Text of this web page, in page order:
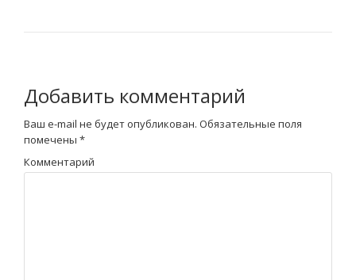
Добавить комментарий
Ваш e-mail не будет опубликован. Обязательные поля
помечены *
Комментарий